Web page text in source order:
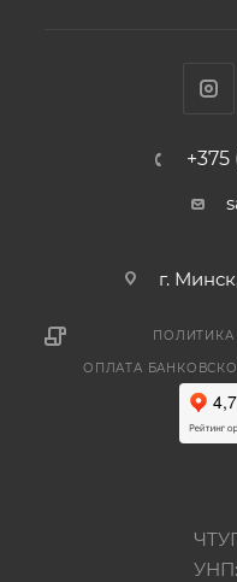
+375
г.
ОПЛАТА
УНП: